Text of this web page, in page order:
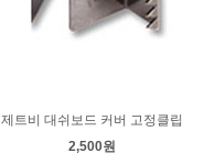
제트비 대쉬보드 커버 고정클립
2,500원